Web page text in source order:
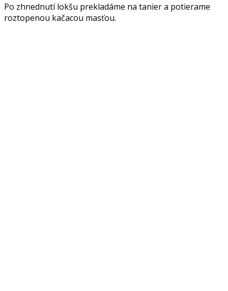
Po zhnednutí lokšu prekladáme na tanier a potierame
roztopenou kačacou masťou.